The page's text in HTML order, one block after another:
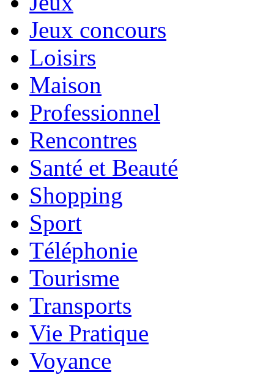
Jeux concours
Loisirs
Maison
Professionnel
Rencontres
Santé et Beauté
Shopping
Sport
Téléphonie
Tourisme
Transports
Vie Pratique
Voyance